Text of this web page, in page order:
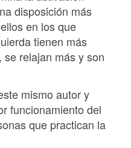
disposición más
en los que
tienen más
relajan más y son
mismo autor y
funcionamiento del
que practican la